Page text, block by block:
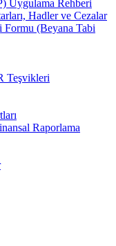
Uygulama Rehberi
Hadler ve Cezalar
Formu (Beyana Tabi
Teşvikleri
Raporlama